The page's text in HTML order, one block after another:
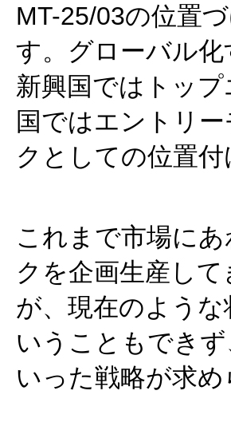
MT-25/03の位置
す。グローバル
新興国ではトッ
国ではエントリ
クとしての位置付
これまで市場に
クを企画生産し
が、現在のよう
いうこともでき
いった戦略が求め